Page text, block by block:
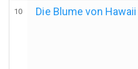
10 Die Blume von Hawaii